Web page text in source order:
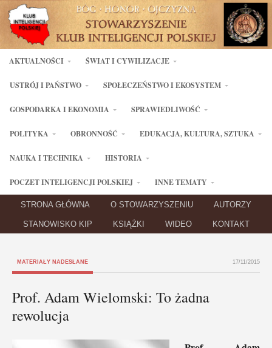
AKTUALNOŚCI ŚWIAT I CYWILIZACJE
USTRÓJ I PAŃSTWO SPOŁECZEŃSTWO I EKOSYSTEM
GOSPODARKA I EKONOMIA SPRAWIEDLIWOŚĆ
POLITYKA OBRONNOŚĆ EDUKACJA, KULTURA, SZTUKA
NAUKA I TECHNIKA HISTORIA
POCZET INTELIGENCJI POLSKIEJ INNE TEMATY
STRONA GŁÓWNA O STOWARZYSZENIU AUTORZY
STANOWISKO KIP KSIĄŻKI WIDEO KONTAKT
MATERIAŁY NADESŁANE 17/11/2015
Prof. Adam Wielomski: To żadna
rewolucja